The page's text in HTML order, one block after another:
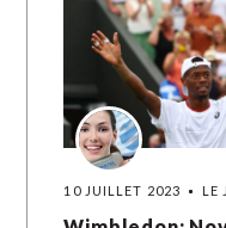
10 JUILLET 2023 LE